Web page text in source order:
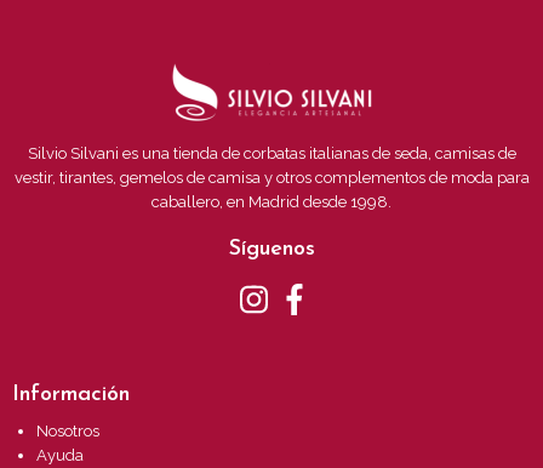
Silvio Silvani es una tienda de corbatas italianas de seda, camisas de
vestir, tirantes, gemelos de camisa y otros complementos de moda para
caballero, en Madrid desde 1998.
Síguenos
Información
Nosotros
Ayuda